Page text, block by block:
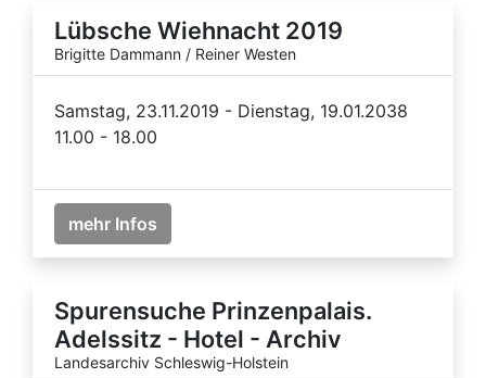
Lübsche Wiehnacht 2019
Brigitte Dammann / Reiner Westen
Samstag, 23.11.2019 - Dienstag, 19.01.2038
11.00 - 18.00
mehr Infos
Spurensuche Prinzenpalais.
Adelssitz - Hotel - Archiv
Landesarchiv Schleswig-Holstein